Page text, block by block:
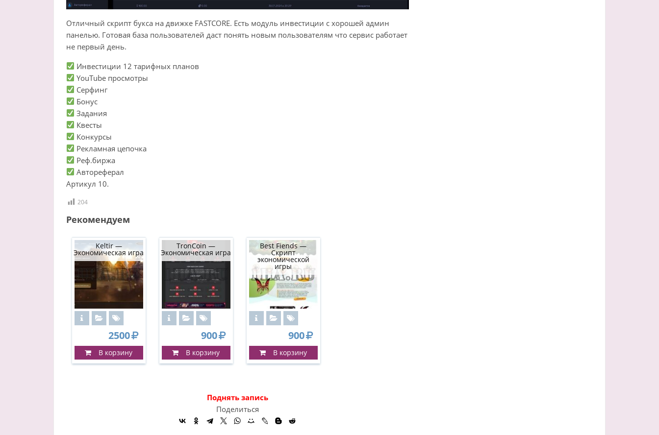
Отличный скрипт букса на движке FASTCORE. Есть модуль инвестиции с хорошей админ
панелью. Готовая база пользователей даст понять новым пользователям что сервис работает
не первый день.
Инвестиции 12 тарифных планов
YouTube просмотры
Серфинг
Бонус
Задания
Квесты
Конкурсы
Рекламная цепочка
Реф.биржа
Автореферал
Артикул 10.
204
Рекомендуем
Keltir —
Экономическая игра
2500
В корзину
TronCoin —
Экономическая игра
900
В корзину
Best Fiends —
Скрипт
экономической
игры
900
В корзину
Поднять запись
Поделиться